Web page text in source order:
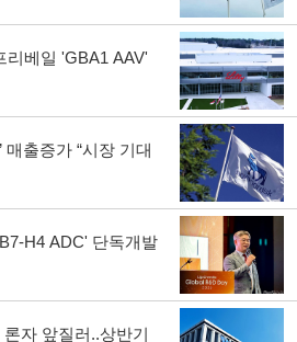
리베일 'GBA1 AAV'
매출증가 “시장 기대
H4 ADC' 단독개발
론자 앞질러..상반기